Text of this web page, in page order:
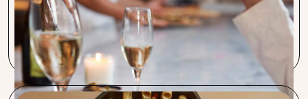
Onze voornaamste reden voor deelname aan Procent, is de
kostenreductie die we zelf bijna niet voor elkaar krijgen.